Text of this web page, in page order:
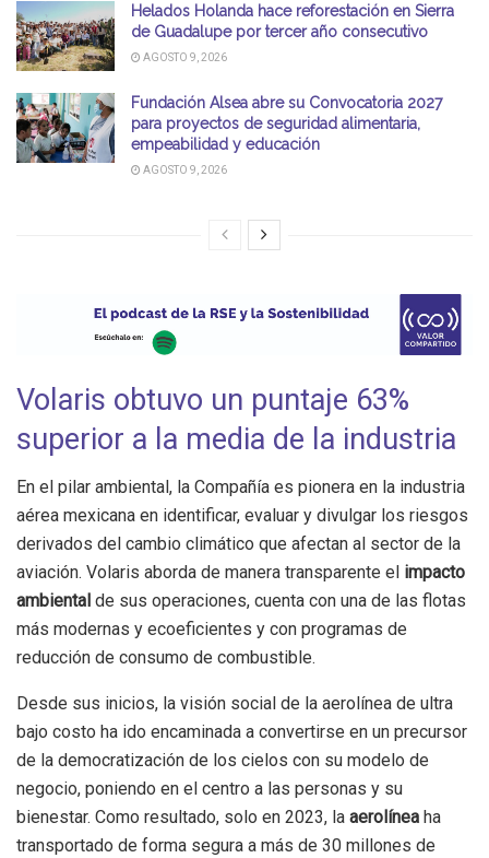
Helados Holanda hace reforestación en Sierra
de Guadalupe por tercer año consecutivo
AGOSTO 9, 2026
Fundación Alsea abre su Convocatoria 2027
para proyectos de seguridad alimentaria,
empeabilidad y educación
AGOSTO 9, 2026
Volaris obtuvo un puntaje 63%
superior a la media de la industria
En el pilar ambiental, la Compañía es pionera en la industria
aérea mexicana en identificar, evaluar y divulgar los riesgos
derivados del cambio climático que afectan al sector de la
aviación. Volaris aborda de manera transparente el impacto
ambiental de sus operaciones, cuenta con una de las flotas
más modernas y ecoeficientes y con programas de
reducción de consumo de combustible.
Desde sus inicios, la visión social de la aerolínea de ultra
bajo costo ha ido encaminada a convertirse en un precursor
de la democratización de los cielos con su modelo de
negocio, poniendo en el centro a las personas y su
bienestar. Como resultado, solo en 2023, la aerolínea ha
transportado de forma segura a más de 30 millones de